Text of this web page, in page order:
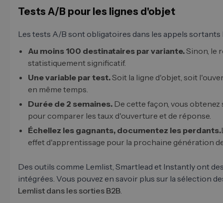
Tests A/B pour les lignes d'objet
Les tests A/B sont obligatoires dans les appels sortants
Au moins 100 destinataires par variante.Sinon, le
statistiquement significatif.
Une variable par test.Soit la ligne d'objet, soit
en même temps.
Durée de 2 semaines. De cette façon, vous
pour comparer les taux d'ouverture et de réponse.
Échellez les gagnants, documentez les perdants.
effet d'apprentissage pour la prochaine génération
Des outils comme Lemlist, Smartlead et Instantly ont
intégrées. Vous pouvez en savoir plus sur la sélection
Lemlist dans les sorties B2B.